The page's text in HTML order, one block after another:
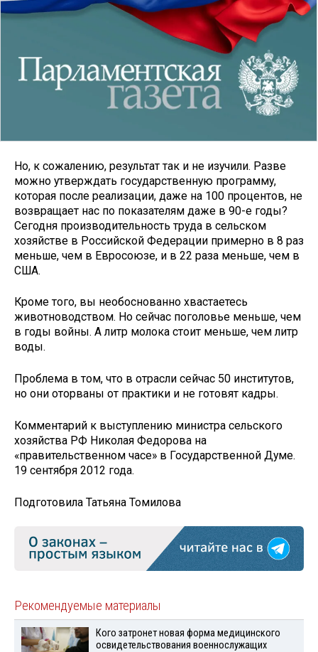
Но, к сожалению, результат так и не изучили. Разве
можно утверждать государственную программу,
которая после реализации, даже на 100 процентов, не
возвращает нас по показателям даже в 90-е годы?
Сегодня производительность труда в сельском
хозяйстве в Российской Федерации примерно в 8 раз
меньше, чем в Евросоюзе, и в 22 раза меньше, чем в
США.
Кроме того, вы необоснованно хвастаетесь
животноводством. Но сейчас поголовье меньше, чем
в годы войны. А литр молока стоит меньше, чем литр
воды.
Проблема в том, что в отрасли сейчас 50 институтов,
но они оторваны от практики и не готовят кадры.
Комментарий к выступлению министра сельского
хозяйства РФ Николая Федорова на
«правительственном часе» в Государственной Думе.
19 сентября 2012 года.
Подготовила Татьяна Томилова
Рекомендуемые материалы
Кого затронет новая форма медицинского
освидетельствования военнослужащих